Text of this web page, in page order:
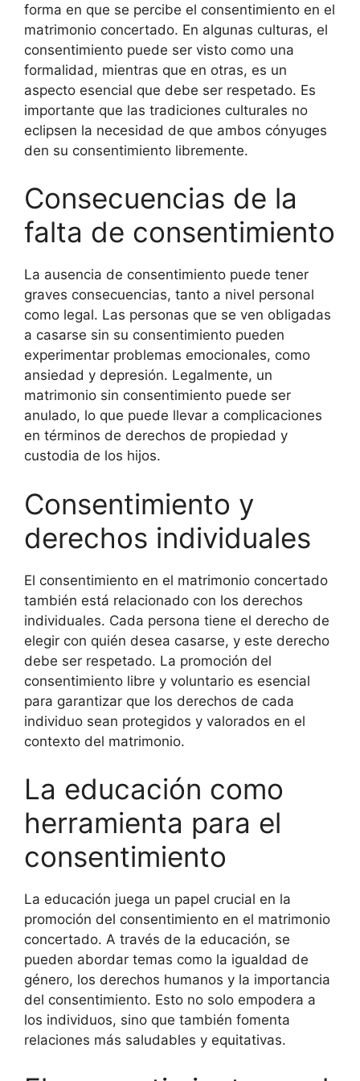
forma en que se percibe el consentimiento en el
matrimonio concertado. En algunas culturas, el
consentimiento puede ser visto como una
formalidad, mientras que en otras, es un
aspecto esencial que debe ser respetado. Es
importante que las tradiciones culturales no
eclipsen la necesidad de que ambos cónyuges
den su consentimiento libremente.
Consecuencias de la
falta de consentimiento
La ausencia de consentimiento puede tener
graves consecuencias, tanto a nivel personal
como legal. Las personas que se ven obligadas
a casarse sin su consentimiento pueden
experimentar problemas emocionales, como
ansiedad y depresión. Legalmente, un
matrimonio sin consentimiento puede ser
anulado, lo que puede llevar a complicaciones
en términos de derechos de propiedad y
custodia de los hijos.
Consentimiento y
derechos individuales
El consentimiento en el matrimonio concertado
también está relacionado con los derechos
individuales. Cada persona tiene el derecho de
elegir con quién desea casarse, y este derecho
debe ser respetado. La promoción del
consentimiento libre y voluntario es esencial
para garantizar que los derechos de cada
individuo sean protegidos y valorados en el
contexto del matrimonio.
La educación como
herramienta para el
consentimiento
La educación juega un papel crucial en la
promoción del consentimiento en el matrimonio
concertado. A través de la educación, se
pueden abordar temas como la igualdad de
género, los derechos humanos y la importancia
del consentimiento. Esto no solo empodera a
los individuos, sino que también fomenta
relaciones más saludables y equitativas.